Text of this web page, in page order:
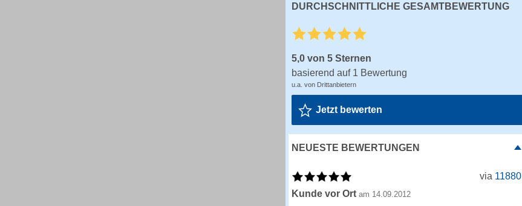
DURCHSCHNITTLICHE GESAMTBEWERTUNG
5,0 von 5 Sternen
basierend auf 1 Bewertung
u.a. von Drittanbietern
Jetzt bewerten
NEUESTE BEWERTUNGEN
via 11880
Kunde vor Ort am 14.09.2012